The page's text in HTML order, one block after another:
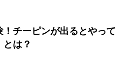
チーピンが出るとやって
とは？